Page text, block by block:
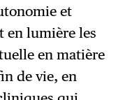
et
en lumière les
en matière
de vie, en